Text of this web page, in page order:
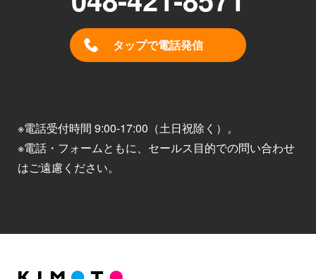
タップで電話発信
※電話受付時間 9:00-17:00（土日祝除く）。
※電話・フォームともに、セールス目的での問い合わせ
はご遠慮ください。